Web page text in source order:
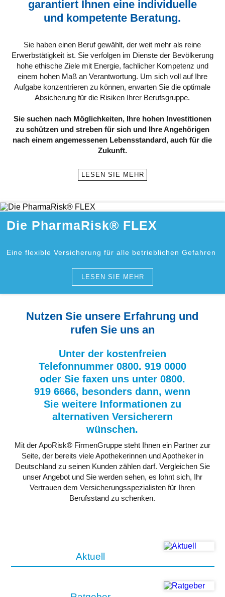
garantiert Ihnen eine individuelle
und kompetente Beratung.
Sie haben einen Beruf gewählt, der weit mehr als reine
Erwerbstätigkeit ist. Sie verfolgen im Dienste der Bevölkerung
hohe ethische Ziele mit Energie, fachlicher Kompetenz und
einem hohen Maß an Verantwortung. Um sich voll auf Ihre
Aufgabe konzentrieren zu können, erwarten Sie die optimale
Absicherung für die Risiken Ihrer Berufsgruppe.
Sie suchen nach Möglichkeiten, Ihre hohen Investitionen
zu schützen und streben für sich und Ihre Angehörigen
nach einem angemessenen Lebensstandard, auch für die
Zukunft.
LESEN SIE MEHR
Die PharmaRisk® FLEX
Eine flexible Versicherung für alle betrieblichen Gefahren
LESEN SIE MEHR
Nutzen Sie unsere Erfahrung und
rufen Sie uns an
Unter der kostenfreien
Telefonnummer 0800. 919 0000
oder Sie faxen uns unter 0800.
919 6666, besonders dann, wenn
Sie weitere Informationen zu
alternativen Versicherern
wünschen.
Mit der ApoRisk® FirmenGruppe steht Ihnen ein Partner zur
Seite, der bereits viele Apothekerinnen und Apotheker in
Deutschland zu seinen Kunden zählen darf. Vergleichen Sie
unser Angebot und Sie werden sehen, es lohnt sich, Ihr
Vertrauen dem Versicherungsspezialisten für Ihren
Berufsstand zu schenken.
Aktuell